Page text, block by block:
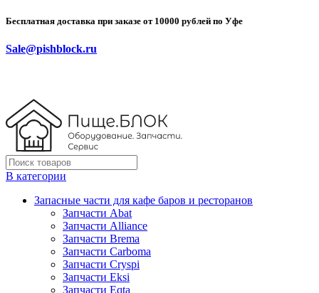
Бесплатная доставка при заказе от 10000 рублей по Уфе
Sale@pishblock.ru
В категории
Запасные части для кафе баров и ресторанов
Запчасти Abat
Запчасти Alliance
Запчасти Brema
Запчасти Carboma
Запчасти Cryspi
Запчасти Eksi
Запчасти Eqta